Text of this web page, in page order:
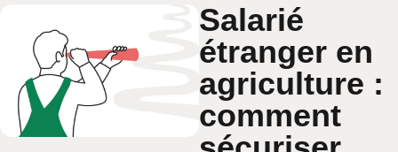
Salarié
étranger en
agriculture :
comment